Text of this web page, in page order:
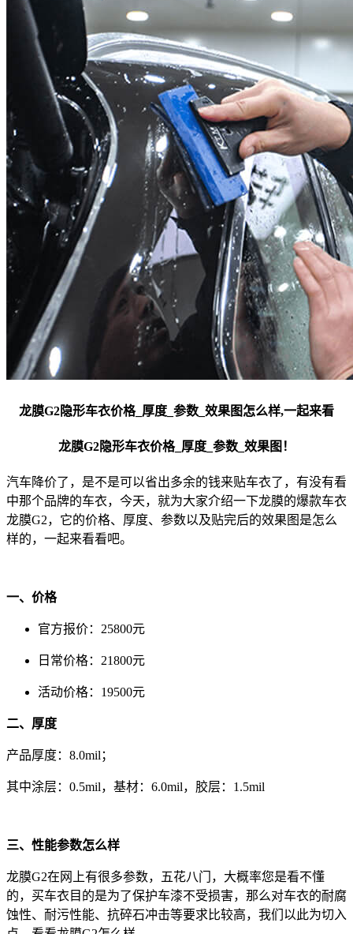
龙膜G2隐形车衣价格_厚度_参数_效果图怎么样,一起来看
龙膜G2隐形车衣价格_厚度_参数_效果图！
汽车降价了，是不是可以省出多余的钱来贴车衣了，有没有看
中那个品牌的车衣，今天，就为大家介绍一下龙膜的爆款车衣
龙膜G2，它的价格、厚度、参数以及贴完后的效果图是怎么
样的，一起来看看吧。
一、价格
官方报价：25800元
日常价格：21800元
活动价格：19500元
二、厚度
产品厚度：8.0mil；
其中涂层：0.5mil，基材：6.0mil，胶层：1.5mil
三、性能参数怎么样
龙膜G2在网上有很多参数，五花八门，大概率您是看不懂
的，买车衣目的是为了保护车漆不受损害，那么对车衣的耐腐
蚀性、耐污性能、抗碎石冲击等要求比较高，我们以此为切入